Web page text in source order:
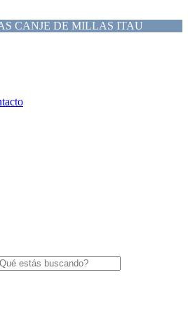
CANJE DE MILLAS ITAU